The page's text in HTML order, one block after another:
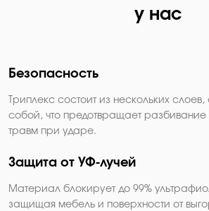
у нас
Безопасность
Триплекс состоит из нескольких
собой, что предотвращает
травм при ударе.
Защита от УФ-лучей
Материал блокирует до 99%
защищая мебель и поверхности от